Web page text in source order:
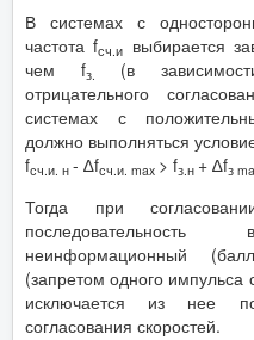
В системах с
частота fсч.и выбирается
чем fз.
(в
отрицательного
системах с
должно выполняться
fсч.и. н - ∆fсч.и. max > fз.н + ∆fз
Тогда при
последовательность
неинформационный
(запретом одного
исключается из нее
согласования скоростей.